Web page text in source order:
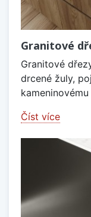
Granitové
Granitové
drcené žuly,
Číst více